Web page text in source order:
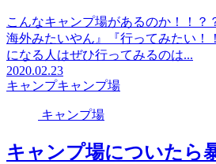
こんなキャンプ場があるのか！！？
海外みたいやん』『行ってみたい！
になる人はぜひ行ってみるのは...
2020.02.23
キャンプキャンプ場
キャンプ場
キャンプ場についたら